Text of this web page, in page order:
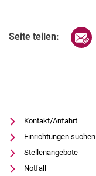
Seite teilen:
Kontakt/Anfahrt
Einrichtungen suchen
Stellenangebote
Notfall